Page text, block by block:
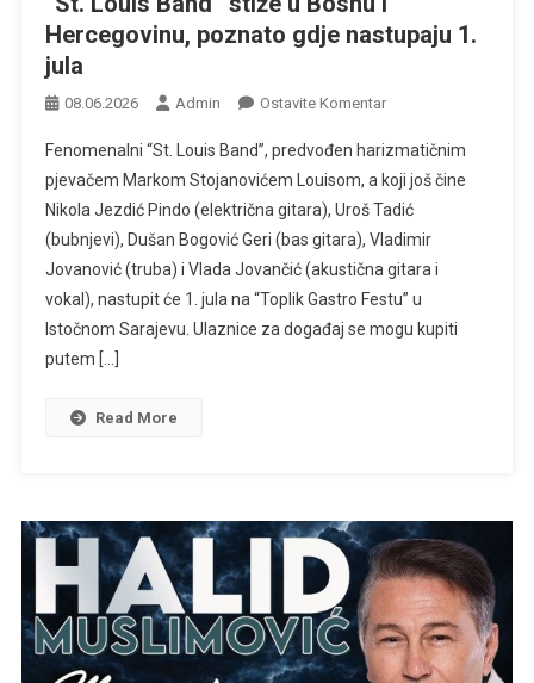
Hercegovinu, poznato gdje nastupaju 1.
jula
08.06.2026 Admin Ostavite KomentarNa
Louis
Band”
Stiže
U
Bosnu
I
Hercegovinu,
Fenomenalni “St. Louis Band”, predvođen harizmatičnim
pjevačem Markom Stojanovićem Louisom, a koji još čine
Nikola Jezdić Pindo (električna gitara), Uroš Tadić
(bubnjevi), Dušan Bogović Geri (bas gitara), Vladimir
Jovanović (truba) i Vlada Jovančić (akustična gitara i
vokal), nastupit će 1. jula na “Toplik Gastro Festu” u
Istočnom Sarajevu. Ulaznice za događaj se mogu kupiti
putem […]
Read More